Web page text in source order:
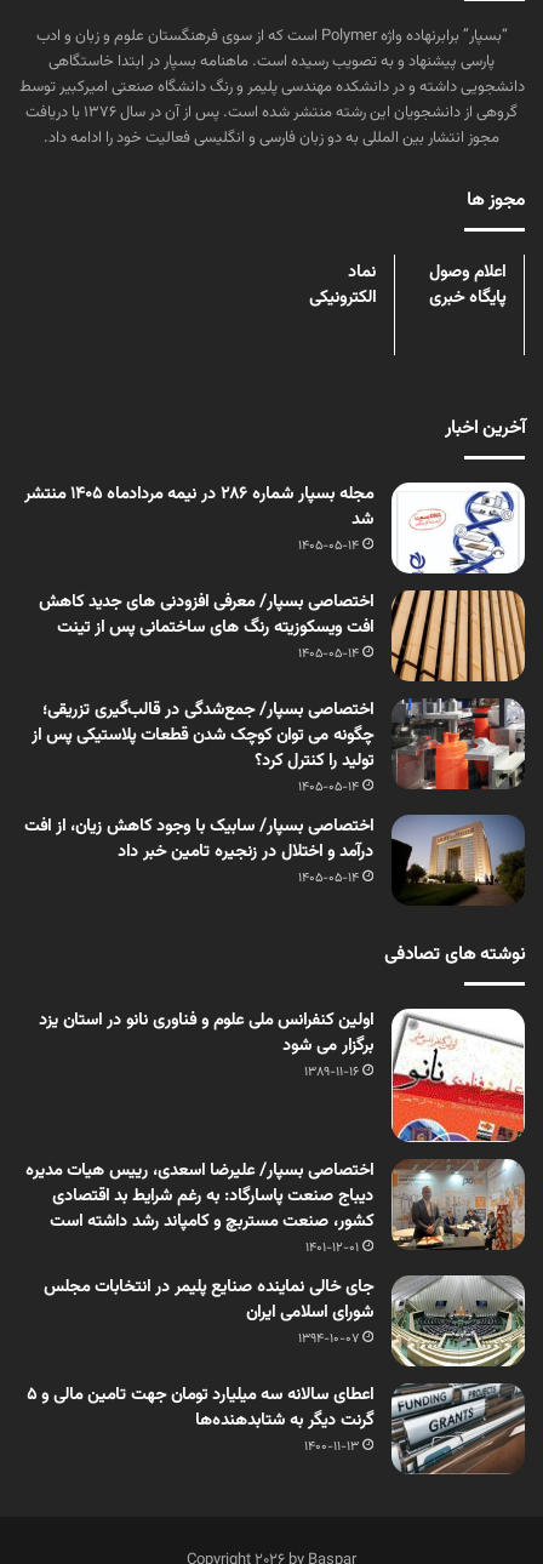
“بسپار” برابرنهاده واژه Polymer است که از سوی فرهنگستان علوم و زبان و ادب
پارسی پیشنهاد و به تصویب رسیده است. ماهنامه بسپار در ابتدا خاستگاهی
دانشجویی داشته و در دانشکده مهندسی پلیمر و رنگ دانشگاه صنعتی امیرکبیر توسط
گروهی از دانشجویان این رشته منتشر شده است. پس از آن در سال ۱۳۷۶ با دریافت
مجوز انتشار بین المللی به دو زبان فارسی و انگلیسی فعالیت خود را ادامه داد.
مجوز ها
اعلام وصول
پایگاه خبری
نماد
الکترونیکی
آخرین اخبار
مجله بسپار شماره 286 در نیمه مردادماه 1405 منتشر
شد
1405-05-14
اختصاصی بسپار/ معرفی افزودنی های جدید کاهش
افت ویسکوزیته رنگ های ساختمانی پس از تینت
1405-05-14
اختصاصی بسپار/ جمع‌شدگی در قالب‌گیری تزریقی؛
چگونه می توان کوچک شدن قطعات پلاستیکی پس از
تولید را کنترل کرد؟
1405-05-14
اختصاصی بسپار/ سابیک با وجود کاهش زیان، از افت
درآمد و اختلال در زنجیره تامین خبر داد
1405-05-14
نوشته های تصادفی
اولین کنفرانس ملی علوم و فناوری نانو در استان یزد
برگزار می شود
1389-11-16
اختصاصی بسپار/ علیرضا اسعدی، رییس هیات مدیره
دیباج صنعت پاسارگاد: به رغم شرایط بد اقتصادی
کشور، صنعت مستربچ و کامپاند رشد داشته است
1401-12-01
جای خالی نماینده صنایع پلیمر در انتخابات مجلس
شورای اسلامی ایران
1394-10-07
اعطای سالانه سه میلیارد تومان جهت تامین مالی و ۵
گرنت دیگر به شتابدهنده‌ها
1400-11-13